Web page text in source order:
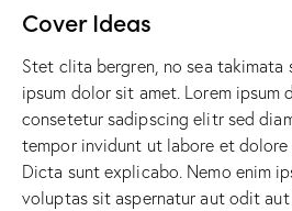
Cover Ideas
Stet clita bergren, no sea takimata
ipsum dolor sit amet. Lorem ipsum
consetetur sadipscing elitr sed
tempor invidunt ut labore et dolore
Dicta sunt explicabo. Nemo enim
voluptas sit aspernatur aut odit